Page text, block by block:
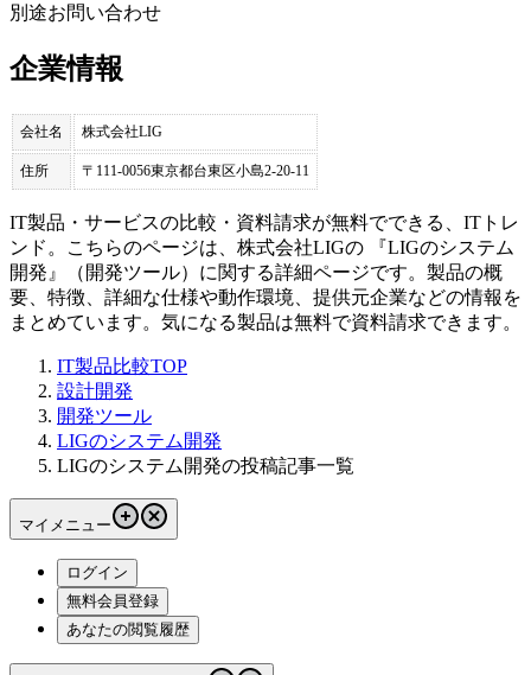
別途お問い合わせ
企業情報
会社名 株式会社LIG
住所 〒111-0056東京都台東区小島2-20-11
IT製品・サービスの比較・資料請求が無料でできる、ITトレ
ンド。こちらのページは、 株式会社LIGの 『LIGのシステム
開発 』（ 開発ツール）に関する詳細ページです。製品の概
要、特徴、詳細な仕様や動作環境、提供元企業などの情報を
まとめています。気になる製品は無料で資料請求できます。
IT製品比較TOP
設計開発
開発ツール
LIGのシステム開発
LIGのシステム開発の投稿記事一覧
マイメニュー
ログイン
無料会員登録
あなたの閲覧履歴